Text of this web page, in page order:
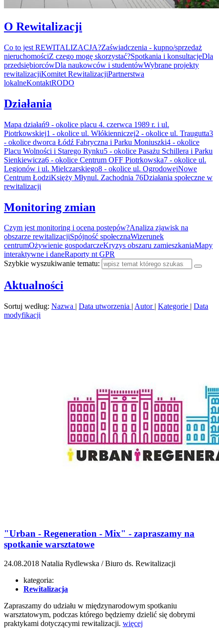
O Rewitalizacji
Co to jest REWITALIZACJA?Zaświadczenia - kupno/sprzedaż
nieruchomościZ czego mogę skorzystać?Spotkania i konsultacjeDla
przedsiębiorcówDla naukowców i studentówWybrane projekty
rewitalizacjiKomitet RewitalizacjiPartnerstwa
lokalneKontaktRODO
Działania
Mapa działań9 - okolice placu 4. czerwca 1989 r. i ul.
Piotrkowskiej1 - okolice ul. Włókienniczej2 - okolice ul. Traugutta3
- okolice dworca Łódź Fabryczna i Parku Moniuszki4 - okolice
Placu Wolności i Starego Rynku5 - okolice Pasażu Schillera i Parku
Sienkiewicza6 - okolice Centrum OFF Piotrkowska7 - okolice ul.
Legionów i ul. Mielczarskiego8 - okolice ul. OgrodowejNowe
Centrum ŁodziKsięży Młynul. Zachodnia 76Działania społeczne w
rewitalizacji
Monitoring zmian
Czym jest monitoring i ocena postępów?Analiza zjawisk na
obszarze rewitalizacjiSpójność społecznaWizerunek
centrumOżywienie gospodarczeKryzys obszaru zamieszkaniaMapy
interaktywne i daneRaporty nt GPR
Szybkie wyszukiwanie tematu:
Aktualności
Sortuj według: Nazwa | Data utworzenia | Autor | Kategorie | Data
modyfikacji
"Urban - Regeneration - Mix" - zapraszamy na
spotkanie warsztatowe
24.08.2018 Natalia Rydlewska / Biuro ds. Rewitalizacji
kategoria:
Rewitalizacja
Zapraszamy do udziału w międzynarodowym spotkaniu
warsztatowym, podczas którego będziemy dzielić się dobrymi
praktykami dotyczącymi rewitalizacji. więcej